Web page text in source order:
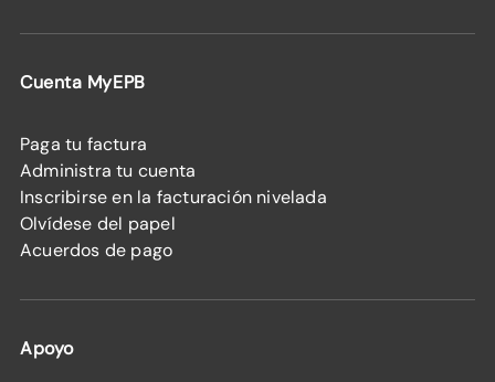
Cuenta MyEPB
Paga tu factura
Administra tu cuenta
Inscribirse en la facturación nivelada
Olvídese del papel
Acuerdos de pago
Apoyo